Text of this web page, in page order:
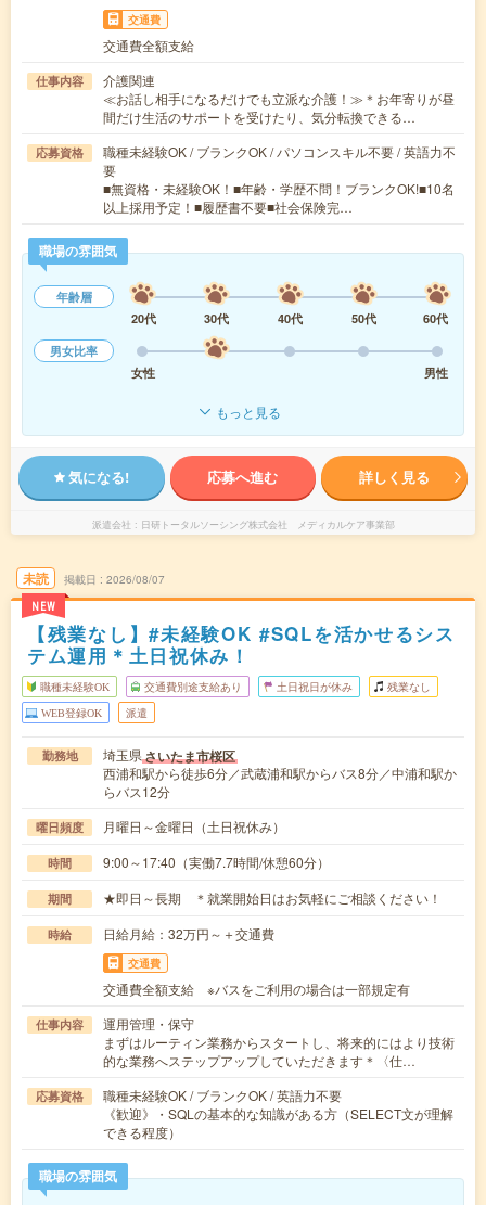
交通費
交通費全額支給
仕事内容
介護関連
≪お話し相手になるだけでも立派な介護！≫＊お年寄りが昼
間だけ生活のサポートを受けたり、気分転換できる…
応募資格
職種未経験OK / ブランクOK / パソコンスキル不要 / 英語力不
要
■無資格・未経験OK！■年齢・学歴不問！ブランクOK!■10名
以上採用予定！■履歴書不要■社会保険完…
職場の雰囲気
年齢層
20代
30代 40代 50代
60代
男女比率
女性
男性
もっと見る
気になる! 応募へ進む 詳しく見る
派遣会社 日研トータルソーシング株式会社 メディカルケア事業部
未読
NEW
掲載日 2026/08/07
【残業なし】#未経験OK #SQLを活かせるシス
テム運用＊土日祝休み！
職種未経験OK 交通費別途支給あり 土日祝日が休み 残業なし
WEB登録OK 派遣
勤務地 埼玉県さいたま市桜区
西浦和駅から徒歩6分／武蔵浦和駅からバス8分／中浦和駅か
らバス12分
曜日頻度 月曜日～金曜日（土日祝休み）
時間 9:00～17:40（実働7.7時間/休憩60分）
期間 ★即日～長期 ＊就業開始日はお気軽にご相談ください！
時給 日給月給：32万円～＋交通費
交通費
交通費全額支給 ※バスをご利用の場合は一部規定有
仕事内容
運用管理・保守
まずはルーティン業務からスタートし、将来的にはより技術
的な業務へステップアップしていただきます＊〈仕…
応募資格
職種未経験OK / ブランクOK / 英語力不要
《歓迎》・SQLの基本的な知識がある方（SELECT文が理解
できる程度）
職場の雰囲気